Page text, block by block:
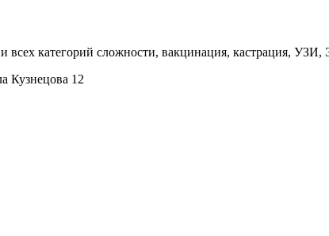
всех категорий сложности, вакцинация, кастрация,
Кузнецова 12